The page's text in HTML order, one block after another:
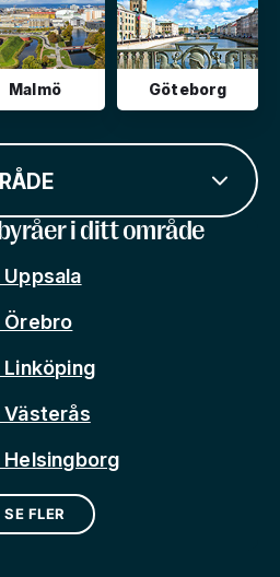
Malmö Göteborg
i ditt område
Örebro
Västerås
SE FLER